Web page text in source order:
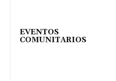
EVENTOS
COMUNITARIOS